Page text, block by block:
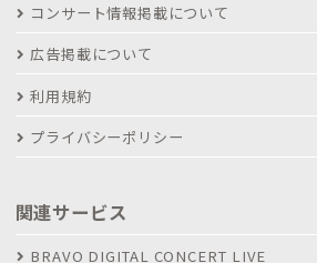
コンサート情報掲載について
広告掲載について
利用規約
プライバシーポリシー
関連サービス
BRAVO DIGITAL CONCERT LIVE